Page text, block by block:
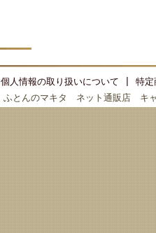
個人情報の取り扱いについて
特定
ふとんのマキタ ネット通販店 キ